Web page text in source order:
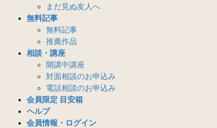
まだ見ぬ友人へ
無料記事
無料記事
推薦作品
相談・講座
開講中講座
対面相談のお申込み
電話相談のお申込み
会員限定 目安箱
ヘルプ
会員情報・ログイン